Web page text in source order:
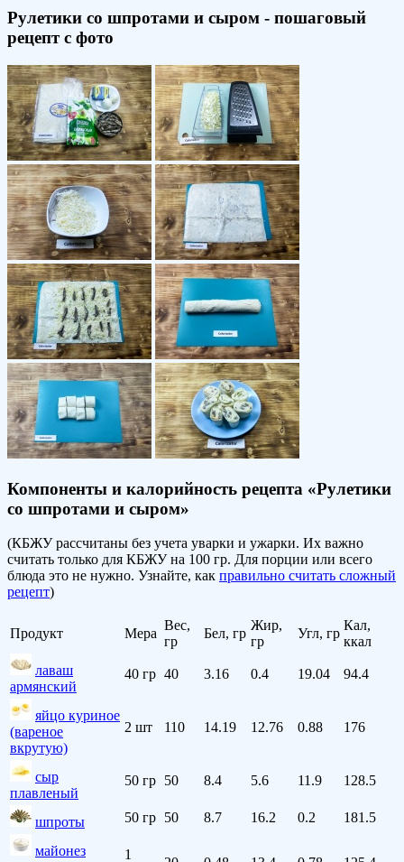
Рулетики со шпротами и сыром - пошаговый
рецепт с фото
Компоненты и калорийность рецепта «Рулетики
со шпротами и сыром»
(КБЖУ рассчитаны без учета уварки и ужарки. Их важно
считать только для КБЖУ на 100 гр. Для порции или всего
блюда это не нужно. Узнайте, как правильно считать сложный
рецепт)
Продукт Мера
Вес,
гр
Бел, гр
Жир,
гр
Угл, гр
Кал,
ккал
лаваш
армянский
40 гр 40 3.16 0.4 19.04 94.4
яйцо куриное
(вареное
вкрутую)
2 шт 110 14.19 12.76 0.88 176
сыр
плавленый
50 гр 50 8.4 5.6 11.9 128.5
шпроты 50 гр 50 8.7 16.2 0.2 181.5
майонез
1